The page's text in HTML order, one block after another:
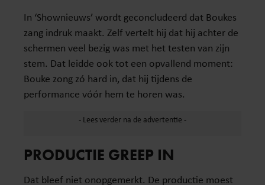
In ‘Shownieuws’ wordt geconcludeerd dat Boukes
zang indruk maakt. Zelf vertelt hij dat hij achter de
schermen veel bezig was met het testen van zijn
stem. Dat leidde ook tot een opvallend moment:
Bouke zong zó hard in, dat hij tijdens de
performance vóór hem te horen was.
PRODUCTIE GREEP IN
Dat bleef niet onopgemerkt. De productie moest